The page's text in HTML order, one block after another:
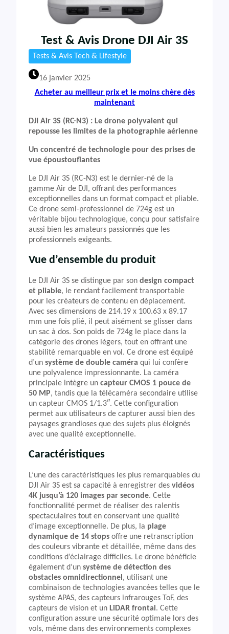
Test & Avis Drone DJI Air 3S
Tests & Avis Tech & Lifestyle
16 janvier 2025
Acheter au meilleur prix et le moins chère dès
maintenant
DJI Air 3S (RC-N3) : Le drone polyvalent qui
repousse les limites de la photographie aérienne
Un concentré de technologie pour des prises de
vue époustouflantes
Le DJI Air 3S (RC-N3) est le dernier-né de la
gamme Air de DJI, offrant des performances
exceptionnelles dans un format compact et pliable.
Ce drone semi-professionnel de 724g est un
véritable bijou technologique, conçu pour satisfaire
aussi bien les amateurs passionnés que les
professionnels exigeants.
Vue d’ensemble du produit
Le DJI Air 3S se distingue par son design compact
et pliable, le rendant facilement transportable
pour les créateurs de contenu en déplacement.
Avec ses dimensions de 214.19 x 100.63 x 89.17
mm une fois plié, il peut aisément se glisser dans
un sac à dos. Son poids de 724g le place dans la
catégorie des drones légers, tout en offrant une
stabilité remarquable en vol. Ce drone est équipé
d’un système de double caméra qui lui confère
une polyvalence impressionnante. La caméra
principale intègre un capteur CMOS 1 pouce de
50 MP, tandis que la télécaméra secondaire utilise
un capteur CMOS 1/1.3″. Cette configuration
permet aux utilisateurs de capturer aussi bien des
paysages grandioses que des sujets plus éloignés
avec une qualité exceptionnelle.
Caractéristiques
L’une des caractéristiques les plus remarquables du
DJI Air 3S est sa capacité à enregistrer des vidéos
4K jusqu’à 120 images par seconde. Cette
fonctionnalité permet de réaliser des ralentis
spectaculaires tout en conservant une qualité
d’image exceptionnelle. De plus, la plage
dynamique de 14 stops offre une retranscription
des couleurs vibrante et détaillée, même dans des
conditions d’éclairage difficiles. Le drone bénéficie
également d’un système de détection des
obstacles omnidirectionnel , utilisant une
combinaison de technologies avancées telles que le
système APAS, des capteurs infrarouges ToF, des
capteurs de vision et un LiDAR frontal . Cette
configuration assure une sécurité optimale lors des
vols, même dans des environnements complexes